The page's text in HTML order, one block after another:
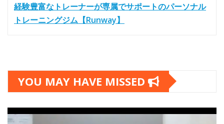
経験豊富なトレーナーが専属でサポートのパーソナル
トレーニングジム【Runway】
YOU MAY HAVE MISSED